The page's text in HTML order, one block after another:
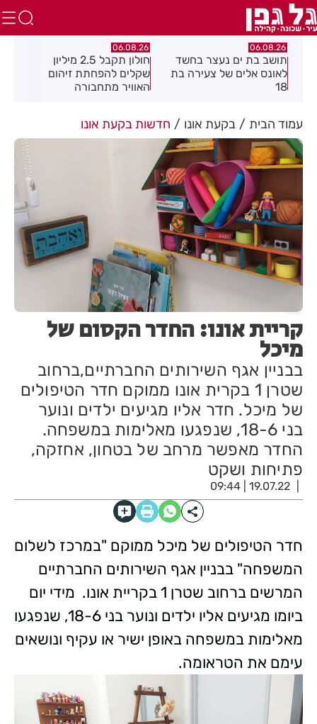
06.08.26
חולון תקבל 2.5 מיליון
שקלים להפחתת זיהום
האוויר מתחבורה
06.08.26
נעצר תושב מודיעין עילית
בחשד שאיים על מפקד
תחנת בני ברק–רמת גן
עמוד הבית בקעת אונו חדשות בקעת אונו
קריית אונו: החדר הקסום של
מיכל
בבניין אגף השירותים החברתיים,ברחוב
שטרן 1 בקרית אונו ממוקם חדר הטיפולים
של מיכל. חדר אליו מגיעים ילדים ונוער
בני 18-6, שנפגעו מאלימות במשפחה.
החדר מאפשר מרחב של בטחון, אחזקה,
פתיחות ושקט
19.07.22 | 09:44
חדר הטיפולים של מיכל ממוקם "במרכז לשלום
המשפחה" בבניין אגף השירותים החברתיים
המרשים ברחוב שטרן 1 בקריית אונו. מידי יום
ביומו מגיעים אליו ילדים ונוער בני 18-6, שנפגעו
מאלימות במשפחה באופן ישיר או עקיף ונושאים
עימם את הטראומה.